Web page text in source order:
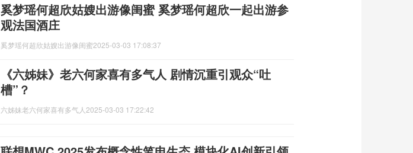
奚梦瑶何超欣姑嫂出游像闺蜜 奚梦瑶何超欣一起出游参
观法国酒庄
奚梦瑶何超欣姑嫂出游像闺蜜2025-03-03 17:08:37
《六姊妹》老六何家喜有多气人 剧情沉重引观众“吐
槽”？
六姊妹老六何家喜有多气人 2025-03-03 17:22:42